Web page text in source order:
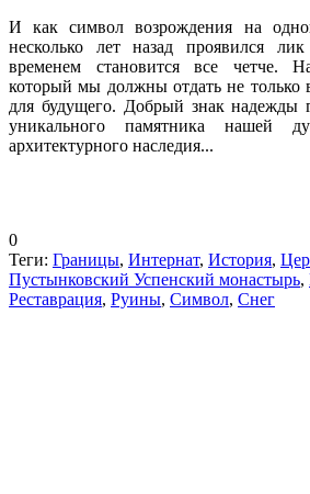
И как символ возрождения на
несколько лет назад проявился
временем становится все четче.
который мы должны отдать не
для будущего. Добрый знак надежды
уникального памятника нашей
архитектурного наследия...
0
Теги: Границы, Интернат, История,
Пустынковский Успенский монастырь,
Реставрация, Руины, Символ, Снег